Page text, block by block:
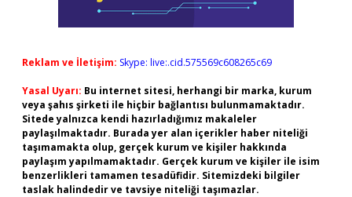
Reklam ve İletişim: Skype: live:.cid.575569c608265c69
Yasal Uyarı: Bu internet sitesi, herhangi bir marka, kurum
veya şahıs şirketi ile hiçbir bağlantısı bulunmamaktadır.
Sitede yalnızca kendi hazırladığımız makaleler
paylaşılmaktadır. Burada yer alan içerikler haber niteliği
taşımamakta olup, gerçek kurum ve kişiler hakkında
paylaşım yapılmamaktadır. Gerçek kurum ve kişiler ile isim
benzerlikleri tamamen tesadüfidir. Sitemizdeki bilgiler
taslak halindedir ve tavsiye niteliği taşımazlar.